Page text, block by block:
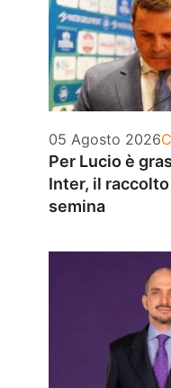
05 Agosto 2026
Per Lucio è
Inter, il
semina